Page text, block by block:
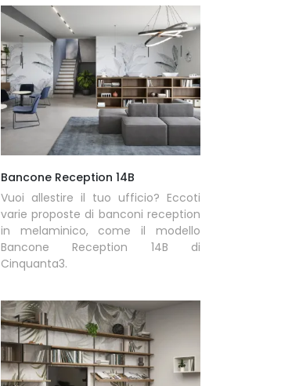
Bancone Reception 14B
Vuoi allestire il tuo ufficio? Eccoti
varie proposte di banconi reception
in melaminico, come il modello
Bancone Reception 14B di
Cinquanta3.